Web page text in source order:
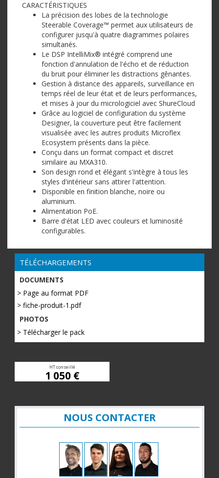
CARACTÉRISTIQUES
La précision des lobes de la technologie
Steerable Coverage™ permet aux utilisateurs de
configurer jusqu'à quatre diagrammes polaires
simultanés.
Le DSP IntelliMix® intégré comprend une
fonction d'annulation de l'écho et de réduction
du bruit pour éliminer les distractions gênantes.
Gestion à distance des appareils, surveillance en
temps réel de leur état et de leurs performances,
et mises à jour du micrologiciel avec ShureCloud
Grâce au logiciel de configuration du système
Designer, la couverture peut être facilement
visualisée avec les autres produits Microflex
Ecosystem présents dans la pièce.
Conçu dans un format compact et discret
similaire au MXA310.
Son design rond et élégant s'intègre à tous les
styles d'intérieur sans attirer l'attention.
Disponible en finition blanche, noire ou
aluminium.
Alimentation PoE.
Barre d'état LED avec couleurs et luminosité
configurables.
TÉLÉCHARGEMENTS
DOCUMENTS
> Page au format PDF
> fiche-produit-1.pdf
PHOTOS
> Télécharger le pack
HT conseillé
1 050 €
NOUS CONTACTER